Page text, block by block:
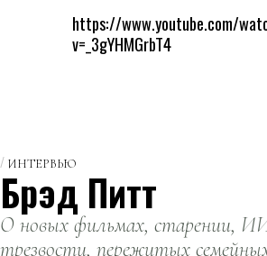
https://www.youtube.com/
v=_3gYHMGrbT4
ИНТЕРВЬЮ
Брэд Питт
О новых фильмах, старении,
трезвости, пережитых